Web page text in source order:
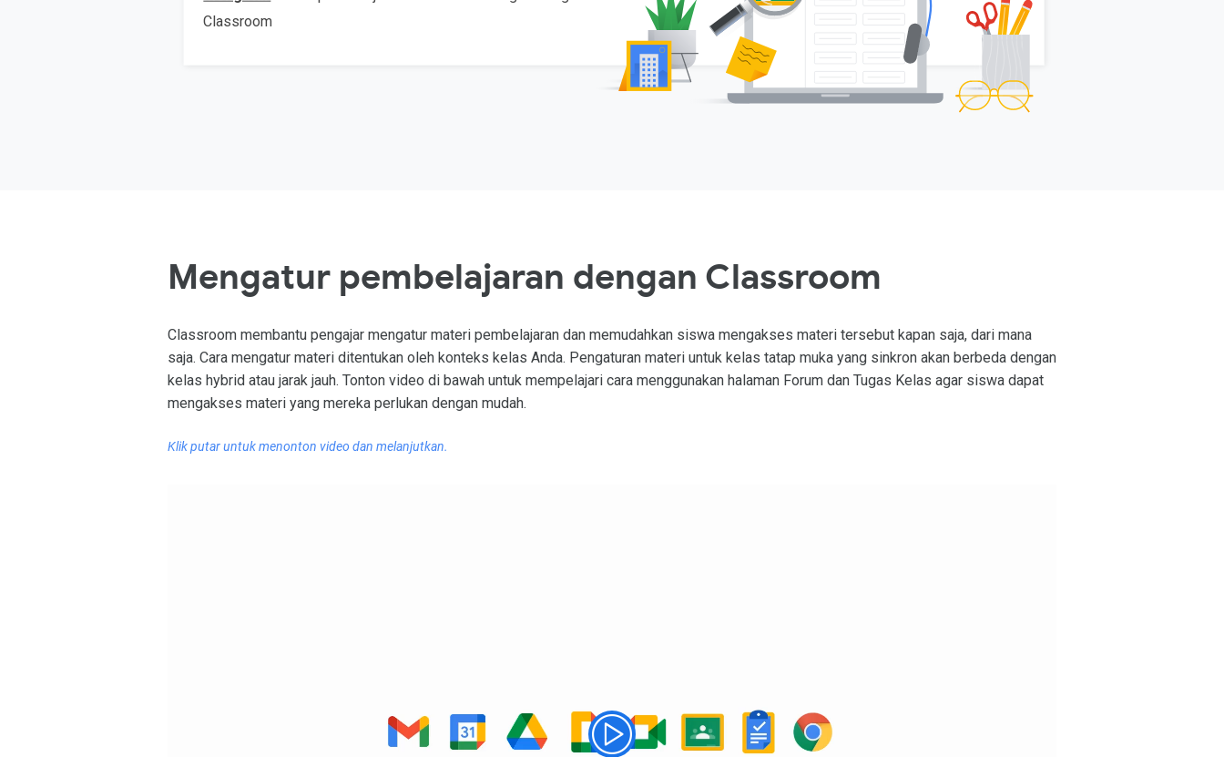
Classroom
Mengatur pembelajaran dengan Classroom
Classroom membantu pengajar mengatur materi pembelajaran dan memudahkan siswa mengakses materi tersebut kapan saja, dari mana
saja. Cara mengatur materi ditentukan oleh konteks kelas Anda. Pengaturan materi untuk kelas tatap muka yang sinkron akan berbeda dengan
kelas hybrid atau jarak jauh. Tonton video di bawah untuk mempelajari cara menggunakan halaman Forum dan Tugas Kelas agar siswa dapat
mengakses materi yang mereka perlukan dengan mudah.
Klik putar untuk menonton video dan melanjutkan.